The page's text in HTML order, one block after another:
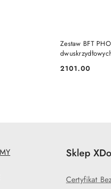
Zestaw BFT
Cena:
2101.00
Sklep
Certyfikat